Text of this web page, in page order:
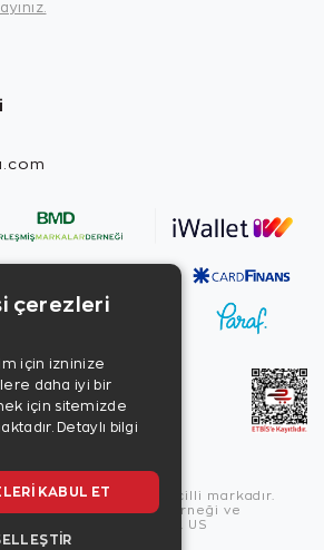
2026, Zen Diamond tescilli markadır.
Birleşmiş Markalar Derneği ve
Programı üyesidir. US
çerezleri
için izninize
daha iyi bir
için sitemizde
Detaylı bilgi
KABUL ET